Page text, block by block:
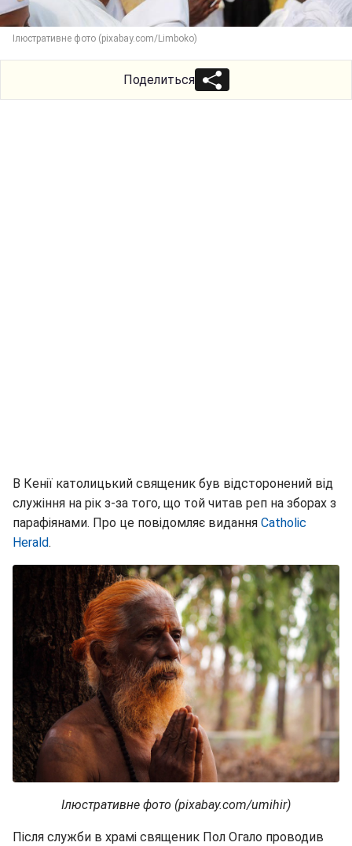
Ілюстративне фото (pixabay.com/Limboko)
Поделиться
В Кенії католицький священик був відсторонений від
служіння на рік з-за того, що той читав реп на зборах з
парафіянами. Про це повідомляє видання Catholic
Herald.
Ілюстративне фото (pixabay.com/umihir)
Після служби в храмі священик Пол Огало проводив